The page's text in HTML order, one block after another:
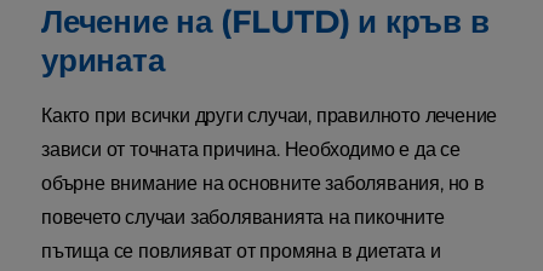
Лечение на (FLUTD) и кръв в
урината
Както при всички други случаи, правилното лечение
зависи от точната причина. Необходимо е да се
обърне внимание на основните заболявания, но в
повечето случаи заболяванията на пикочните
пътища се повлияват от промяна в диетата и